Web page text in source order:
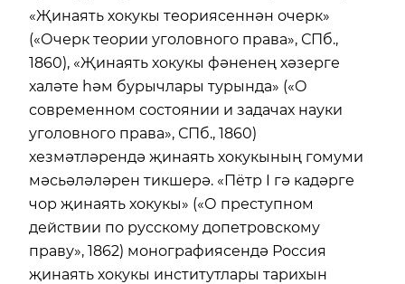
«Җинаять хокукы теориясеннән очерк»
(«Очерк теории уголовного права», СПб.,
1860), «Җинаять хокукы фәненең хәзерге
халәте һәм бурычлары турында» («О
современном состоянии и задачах науки
уголовного права», СПб., 1860)
хезмәтләрендә җинаять хокукының гомуми
мәсьәләләрен тикшерә. «Пётр I гә кадәрге
чор җинаять хокукы» («О преступном
действии по русскому допетровскому
праву», 1862) монографиясендә Россия
җинаять хокукы институтлары тарихын